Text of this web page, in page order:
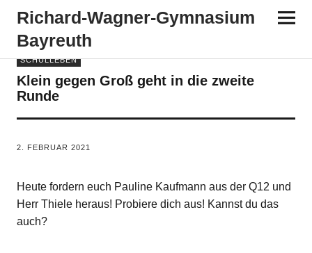
Richard-​​Wagner-​​Gymnasium
Bayreuth
SCHULLEBEN
Klein gegen Groß geht in die zweite
Runde
2. FEBRUAR 2021
Heute fordern euch Pauline Kaufmann aus der Q12 und
Herr Thiele heraus! Probiere dich aus! Kannst du das
auch?